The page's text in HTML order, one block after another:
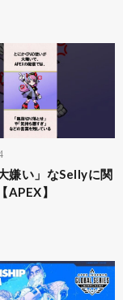
嫌い」なSellyに関
APEX】